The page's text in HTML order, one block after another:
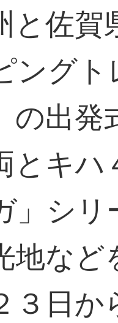
佐賀
ング
の出
とキ
」シ
地な
３日